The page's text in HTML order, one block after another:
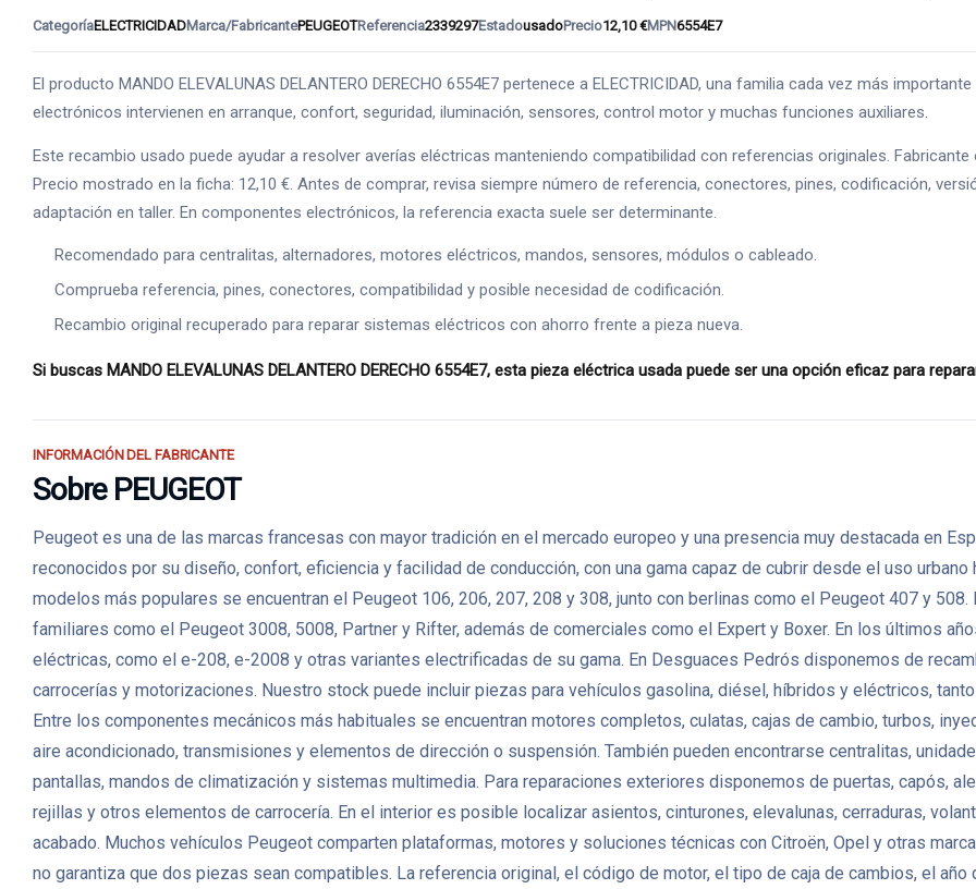
CategoríaELECTRICIDADMarca/FabricantePEUGEOTReferencia2339297EstadousadoPrecio12,10 €MPN6554E7
El producto MANDO ELEVALUNAS DELANTERO DERECHO 6554E7 pertenece a ELECTRICIDAD, una familia cada vez más
electrónicos intervienen en arranque, confort, seguridad, iluminación, sensores, control motor y muchas funciones auxiliares.
Este recambio usado puede ayudar a resolver averías eléctricas manteniendo compatibilidad con referencias originales. Fabricante
Precio mostrado en la ficha: 12,10 €. Antes de comprar, revisa siempre número de referencia, conectores, pines, codificación,
adaptación en taller. En componentes electrónicos, la referencia exacta suele ser determinante.
Recomendado para centralitas, alternadores, motores eléctricos, mandos, sensores, módulos o cableado.
Comprueba referencia, pines, conectores, compatibilidad y posible necesidad de codificación.
Recambio original recuperado para reparar sistemas eléctricos con ahorro frente a pieza nueva.
Si buscas MANDO ELEVALUNAS DELANTERO DERECHO 6554E7, esta pieza eléctrica usada puede ser una opción eficaz para
INFORMACIÓN DEL FABRICANTE
Sobre PEUGEOT
Peugeot es una de las marcas francesas con mayor tradición en el mercado europeo y una presencia muy destacada en
reconocidos por su diseño, confort, eficiencia y facilidad de conducción, con una gama capaz de cubrir desde el uso
modelos más populares se encuentran el Peugeot 106, 206, 207, 208 y 308, junto con berlinas como el Peugeot 407 y
familiares como el Peugeot 3008, 5008, Partner y Rifter, además de comerciales como el Expert y Boxer. En los últimos
eléctricas, como el e-208, e-2008 y otras variantes electrificadas de su gama. En Desguaces Pedrós disponemos de
carrocerías y motorizaciones. Nuestro stock puede incluir piezas para vehículos gasolina, diésel, híbridos y eléctricos,
Entre los componentes mecánicos más habituales se encuentran motores completos, culatas, cajas de cambio, turbos,
aire acondicionado, transmisiones y elementos de dirección o suspensión. También pueden encontrarse centralitas,
pantallas, mandos de climatización y sistemas multimedia. Para reparaciones exteriores disponemos de puertas, capós,
rejillas y otros elementos de carrocería. En el interior es posible localizar asientos, cinturones, elevalunas, cerraduras,
acabado. Muchos vehículos Peugeot comparten plataformas, motores y soluciones técnicas con Citroën, Opel y otras
no garantiza que dos piezas sean compatibles. La referencia original, el código de motor, el tipo de caja de cambios, el